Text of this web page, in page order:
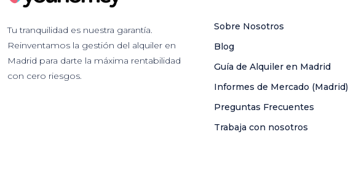
Tu tranquilidad es nuestra garantía.
Reinventamos la gestión del alquiler en
Madrid para darte la máxima rentabilidad
con cero riesgos.
Sobre Nosotros
Blog
Guía de Alquiler en Madrid
Informes de Mercado (Madrid)
Preguntas Frecuentes
Trabaja con nosotros